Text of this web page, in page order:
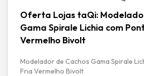
Oferta Lojas taQi:
Gama Spirale Lichia com
Vermelho Bivolt
Modelador de Cachos Gama Spirale
Fria Vermelho Bivolt